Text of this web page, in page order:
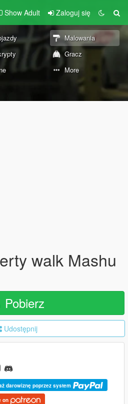
Show Adult Zaloguj się
Malowania
Gracz
More
walk Mashu
Pobierz
Udostępnij
darowiznę poprzez system
on